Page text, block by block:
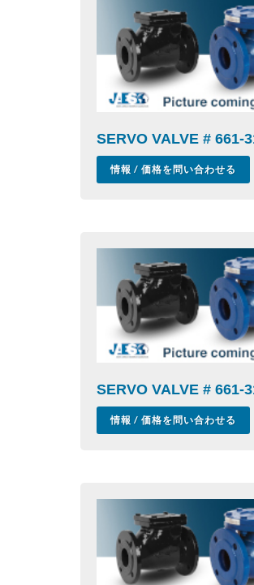
SERVO VALVE # 661-
情報 / 価格を問い合わせる
SERVO VALVE # 661-
情報 / 価格を問い合わせる